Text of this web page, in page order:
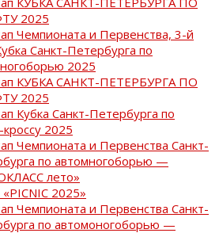
2025
Чемпионата и Первенства, 3-й
Санкт-Петербурга по
2025
КУБКА САНКТ-ПЕТЕРБУРГА ПО
2025
Кубка Санкт-Петербурга по
2025
Чемпионата и Первенства Санкт-
по автомногоборью —
лето»
2025»
Чемпионата и Первенства Санкт-
по автомоногоборью —